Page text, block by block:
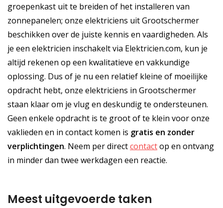
groepenkast uit te breiden of het installeren van
zonnepanelen; onze elektriciens uit Grootschermer
beschikken over de juiste kennis en vaardigheden. Als
je een elektricien inschakelt via Elektricien.com, kun je
altijd rekenen op een kwalitatieve en vakkundige
oplossing. Dus of je nu een relatief kleine of moeilijke
opdracht hebt, onze elektriciens in Grootschermer
staan klaar om je vlug en deskundig te ondersteunen.
Geen enkele opdracht is te groot of te klein voor onze
vaklieden en in contact komen is gratis en zonder
verplichtingen. Neem per directcontactop en ontvang
in minder dan twee werkdagen een reactie.
Meest uitgevoerde taken